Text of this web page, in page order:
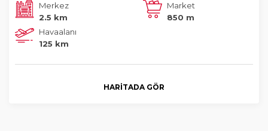
Merkez
2.5 km
Market
850 m
Havaalanı
125 km
HARITADA GÖR